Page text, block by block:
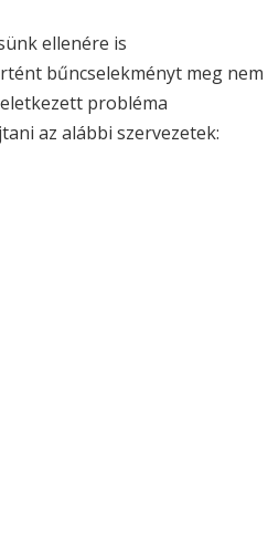
ellenére is
bűncselekményt meg nem
probléma
az alábbi szervezetek: